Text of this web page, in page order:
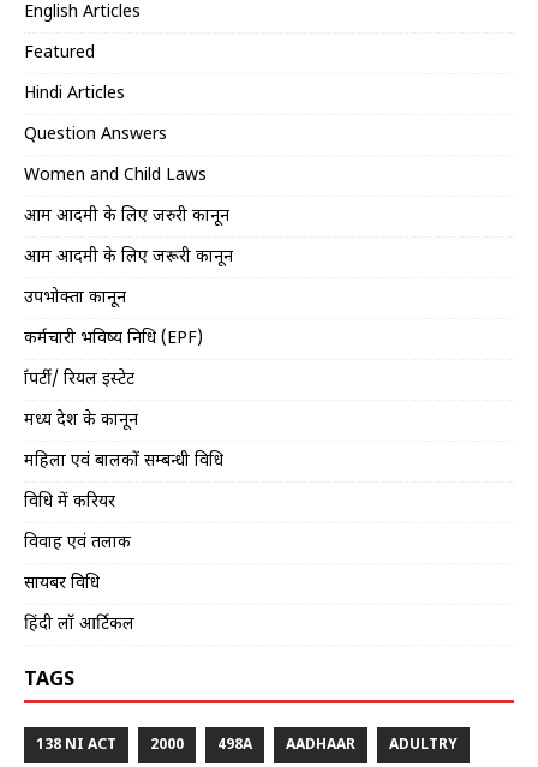
English Articles
Featured
Hindi Articles
Question Answers
Women and Child Laws
आम आदमी के लिए जरुरी कानून
आम आदमी के लिए जरूरी कानून
उपभोक्ता कानून
कर्मचारी भविष्य निधि (EPF)
प्रॉपर्टी/ रियल इस्टेट
मध्य प्रदेश के कानून
महिला एवं बालकों सम्बन्धी विधि
विधि में करियर
विवाह एवं तलाक
सायबर विधि
हिंदी लॉ आर्टिकल
TAGS
138 NI ACT 2000 498A AADHAAR ADULTRY